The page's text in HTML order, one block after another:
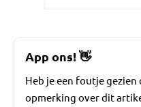
App ons!👋
Heb je een foutje gezien
opmerking over dit